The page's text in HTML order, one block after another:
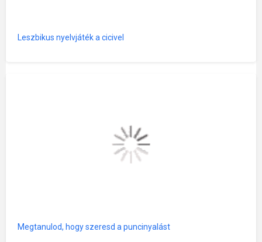
Leszbikus nyelvjáték a cicivel
Megtanulod, hogy szeresd a puncinyalást